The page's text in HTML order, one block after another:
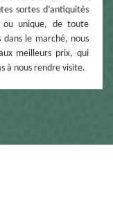
sortes d’antiquités
ou unique, de toute
dans le marché, nous
meilleurs prix, qui
à nous rendre visite.